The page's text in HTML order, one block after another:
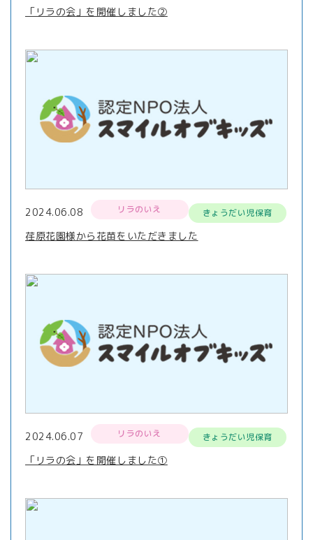
「リラの会」を開催しました②
2024.06.08 リラのいえ きょうだい児保育
荏原花園様から花苗をいただきました
2024.06.07 リラのいえ きょうだい児保育
「リラの会」を開催しました①